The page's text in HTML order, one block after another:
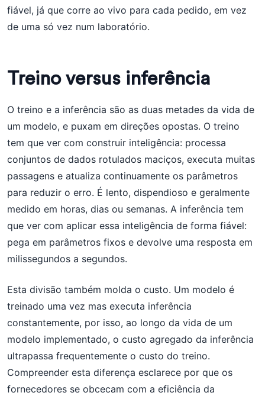
fiável, já que corre ao vivo para cada pedido, em vez
de uma só vez num laboratório.
Treino versus inferência
O treino e a inferência são as duas metades da vida de
um modelo, e puxam em direções opostas. O treino
tem que ver com construir inteligência: processa
conjuntos de dados rotulados maciços, executa muitas
passagens e atualiza continuamente os parâmetros
para reduzir o erro. É lento, dispendioso e geralmente
medido em horas, dias ou semanas. A inferência tem
que ver com aplicar essa inteligência de forma fiável:
pega em parâmetros fixos e devolve uma resposta em
milissegundos a segundos.
Esta divisão também molda o custo. Um modelo é
treinado uma vez mas executa inferência
constantemente, por isso, ao longo da vida de um
modelo implementado, o custo agregado da inferência
ultrapassa frequentemente o custo do treino.
Compreender esta diferença esclarece por que os
fornecedores se obcecam com a eficiência da